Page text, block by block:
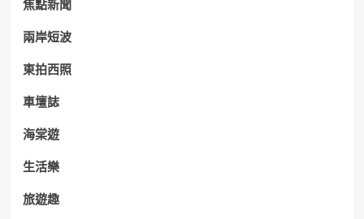
焦點新聞
兩岸短波
東拍西照
車壇誌
海棠遊
生活樂
旅遊趣